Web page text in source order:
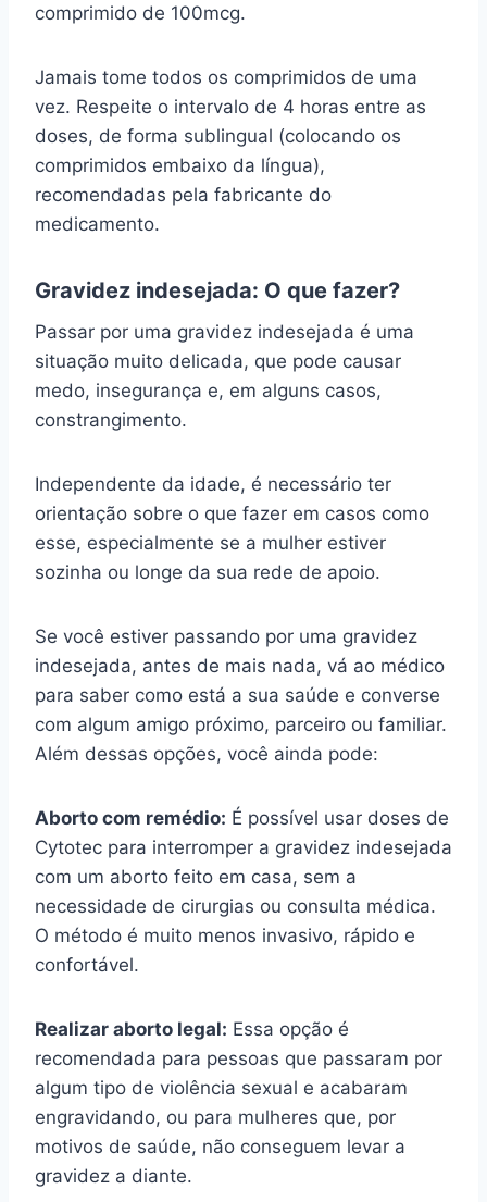
comprimido de 100mcg.
Jamais tome todos os comprimidos de uma
vez. Respeite o intervalo de 4 horas entre as
doses, de forma sublingual (colocando os
comprimidos embaixo da língua),
recomendadas pela fabricante do
medicamento.
Gravidez indesejada: O que fazer?
Passar por uma gravidez indesejada é uma
situação muito delicada, que pode causar
medo, insegurança e, em alguns casos,
constrangimento.
Independente da idade, é necessário ter
orientação sobre o que fazer em casos como
esse, especialmente se a mulher estiver
sozinha ou longe da sua rede de apoio.
Se você estiver passando por uma gravidez
indesejada, antes de mais nada, vá ao médico
para saber como está a sua saúde e converse
com algum amigo próximo, parceiro ou familiar.
Além dessas opções, você ainda pode:
Aborto com remédio: É possível usar doses de
Cytotec para interromper a gravidez indesejada
com um aborto feito em casa, sem a
necessidade de cirurgias ou consulta médica.
O método é muito menos invasivo, rápido e
confortável.
Realizar aborto legal: Essa opção é
recomendada para pessoas que passaram por
algum tipo de violência sexual e acabaram
engravidando, ou para mulheres que, por
motivos de saúde, não conseguem levar a
gravidez a diante.